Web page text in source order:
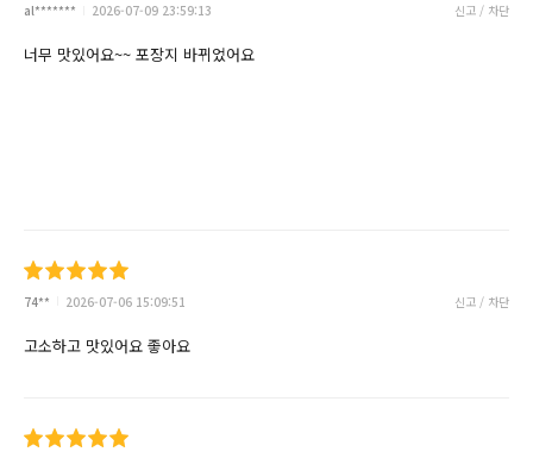
al******* 2026-07-09 23:59:13 신고 / 차단
너무 맛있어요~~ 포장지 바뀌었어요
74** 2026-07-06 15:09:51 신고 / 차단
고소하고 맛있어요 좋아요